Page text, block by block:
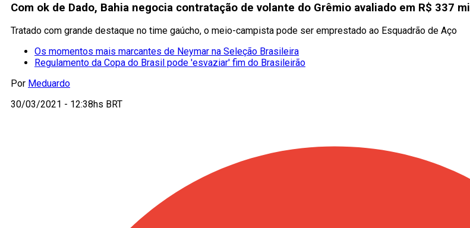
Com ok de Dado, Bahia negocia contratação de volante do Grêmio avaliado em R$ 337 mil
Tratado com grande destaque no time gaúcho, o meio-campista pode ser emprestado ao Esquadrão de Aço
Os momentos mais marcantes de Neymar na Seleção Brasileira
Regulamento da Copa do Brasil pode 'esvaziar' fim do Brasileirão
Por Meduardo
30/03/2021 - 12:38hs BRT